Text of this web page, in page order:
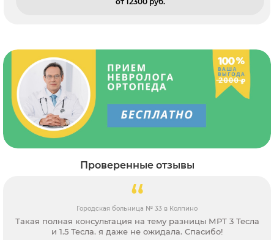
Проверенные отзывы
Городская больница № 33 в Колпино
Такая полная консультация на тему разницы МРТ 3 Тесла
и 1.5 Тесла. я даже не ожидала. Спасибо!